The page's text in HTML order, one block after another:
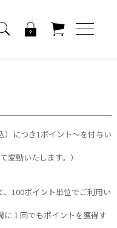
）につき1ポイント～を付与い
変動いたします。）
100ポイント単位でご利用い
１回でもポイントを獲得す